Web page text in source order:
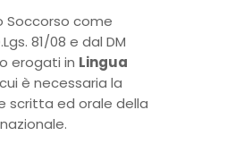
Soccorso come
81/08 e dal DM
erogati in Lingua
è necessaria la
scritta ed orale della